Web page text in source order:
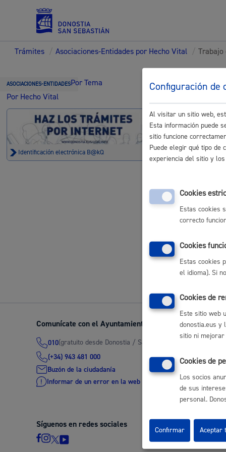
Servicios
Padrón y asuntos personales
Seguridad ciudadana y emergencias
Salud Pública, animales y consumo
Infancia y juventud
Trámites / Asociaciones-Entidades por Hecho Vital / Trabajo
ASOCIACIONES-ENTIDADESPor Tema
Por Hecho Vital
Identificación electrónica B@kQ
Trabajo
Gestiones
Volver
Comunícate con el Ayuntamiento de Donostia / San
010(gratuito desde Donostia / San Sebastián)
(+34) 943 481 000
Buzón de la ciudadanía
Informar de un error en la web
Síguenos en redes sociales
Configuración de
Al visitar un sitio web,
Esta información puede
sitio funcione
Puede elegir qué tipo de
experiencia del sitio y
Cookies
Estas cookies
correcto
Cookies
Estas cookies
el idioma). Si
Cookies de
Este sitio web
donostia.eus y
sitio ni mejorar
Cookies de
Los socios
de sus
personal.
Confirmar Aceptar